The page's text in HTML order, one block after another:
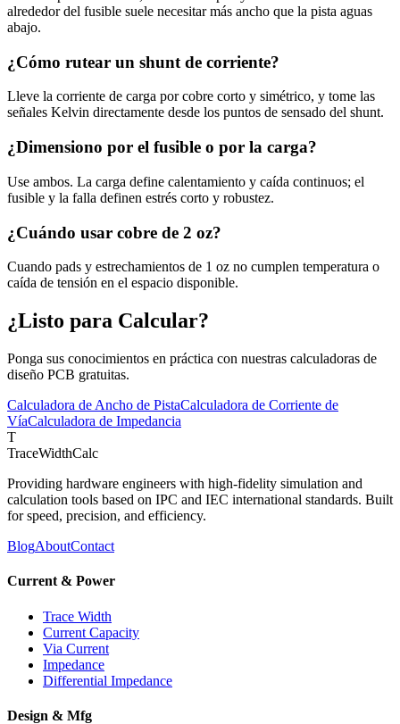
alrededor del fusible suele necesitar más ancho que la pista aguas
abajo.
¿Cómo rutear un shunt de corriente?
Lleve la corriente de carga por cobre corto y simétrico, y tome las
señales Kelvin directamente desde los puntos de sensado del shunt.
¿Dimensiono por el fusible o por la carga?
Use ambos. La carga define calentamiento y caída continuos; el
fusible y la falla definen estrés corto y robustez.
¿Cuándo usar cobre de 2 oz?
Cuando pads y estrechamientos de 1 oz no cumplen temperatura o
caída de tensión en el espacio disponible.
¿Listo para Calcular?
Ponga sus conocimientos en práctica con nuestras calculadoras de
diseño PCB gratuitas.
Calculadora de Ancho de PistaCalculadora de Corriente de
VíaCalculadora de Impedancia
T
TraceWidthCalc
Providing hardware engineers with high-fidelity simulation and
calculation tools based on IPC and IEC international standards. Built
for speed, precision, and efficiency.
BlogAboutContact
Current & Power
Trace Width
Current Capacity
Via Current
Impedance
Differential Impedance
Design & Mfg